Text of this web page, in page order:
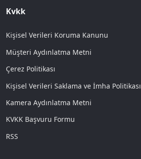
Kvkk
Kişisel Verileri Koruma Kanunu
Müşteri Aydınlatma Metni
Çerez Politikası
Kişisel Verileri Saklama ve İmha Politikası
Kamera Aydınlatma Metni
KVKK Başvuru Formu
RSS